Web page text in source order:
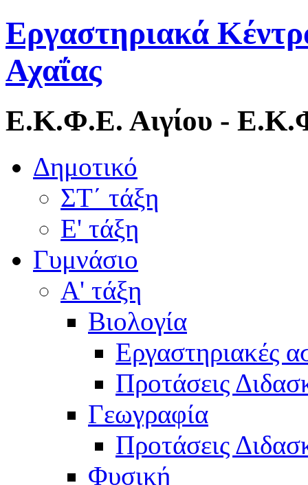
Εργαστηριακά
Αχαΐας
Ε.Κ.Φ.Ε. Αιγίου -
Δημοτικό
ΣΤ΄ τάξη
Ε' τάξη
Γυμνάσιο
Α' τάξη
Βιολογία
Εργαστηριακές
Προτάσεις
Γεωγραφία
Προτάσεις
Φυσική